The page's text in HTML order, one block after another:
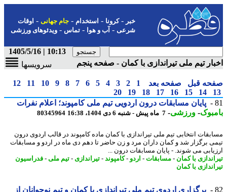
-کرونا-استخدام- جام جهانی-اوقات
شرعی-آب و هوا-تماس-ویدئوهای ورزشی
10:13 | 1405/5/16
تیم ملی تیراندازی با کمان - صفحه پنجم
سرویسها
قبل صفحه بعد 1
2
3
4
5
6
7
8
9
10
11
12
14
15
16
17
18
19
20
پایان مسابقات درون اردویی تیم ملی کامپوند؛ اعلام نفرات
-ورزشی-7 ماه پیش - شنبه 6 دی 1404، 16:38 80345964
انتخابی تیم ملی تیراندازی با کمان ماده کامپوند در قالب اردوی درون
برگزار شد و کمان داران مرد و زن حاضر تا دهم دی ماه در اردو و مسابقات
می شوند. - پایان مسابقات درون ...
با کمان-مسابقات-اردو - کامپوند-تیراندازی- تیم ملی -فدراسیون
با کمان
برگزاری اردوی تیم ملی تیراندازی با کمان و تیم نوجوانان از